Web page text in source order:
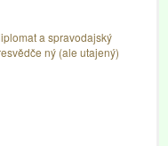
a spravodajský
ný (ale utajený)
a nemeckým hnutím
vojny až po koniec.